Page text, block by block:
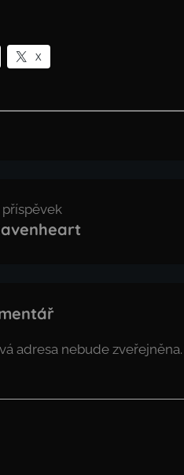
X
adresa nebude zveřejněna.